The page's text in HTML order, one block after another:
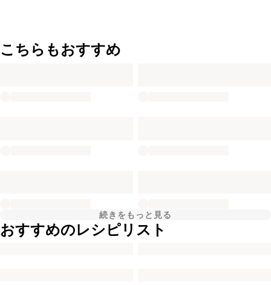
こちらもおすすめ
続きをもっと見る
おすすめのレシピリスト